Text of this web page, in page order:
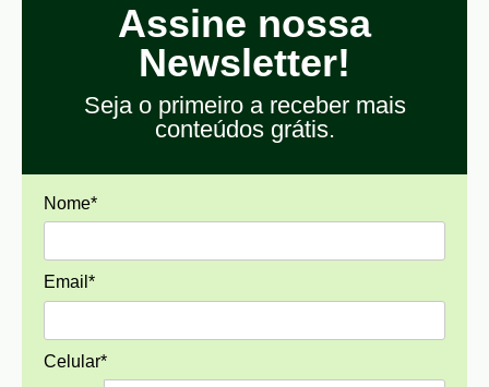
Assine nossa
Newsletter!
Seja o primeiro a receber mais
conteúdos grátis.
Nome*
Email*
Celular*